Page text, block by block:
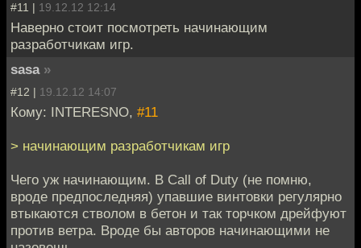
#11 | 19.12.12 12:14
Наверно стоит посмотреть начинающим
разработчикам игр.
sasa »
#12 | 19.12.12 14:07
Кому: INTERESNO, #11
> начинающим разработчикам игр
Чего уж начинающим. В Call of Duty (не помню,
вроде предпоследняя) упавшие винтовки регулярно
втыкаются стволом в бетон и так торчком дрейфуют
против ветра. Вроде бы авторов начинающими не